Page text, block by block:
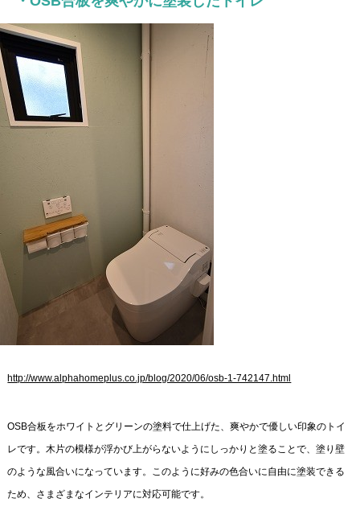
http://www.alphahomeplus.co.jp/blog/2020/06/osb-1-742147.html
OSB合板をホワイトとグリーンの塗料で仕上げた、爽やかで優しい印象のトイ
レです。木片の模様が浮かび上がらないようにしっかりと塗ることで、塗り壁
のような風合いになっています。このように好みの色合いに自由に塗装できる
ため、さまざまなインテリアに対応可能です。